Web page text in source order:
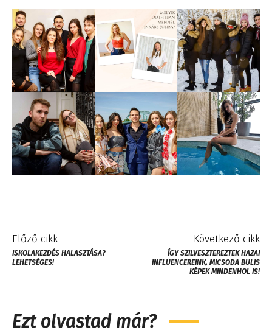
Előző cikk
ISKOLAKEZDÉS HALASZTÁSA?
LEHETSÉGES!
Következő cikk
ÍGY SZILVESZTEREZTEK HAZAI
INFLUENCEREINK, MICSODA BULIS
KÉPEK MINDENHOL IS!
Ezt olvastad már?